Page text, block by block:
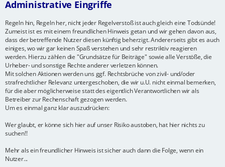
Administrative Eingriffe
Regeln hin, Regeln her, nicht jeder Regelverstoß ist auch gleich eine Todsünde!
Zumeist ist es mit einem freundlichen Hinweis getan und wir gehen davon aus,
dass der betreffende Nutzer diesen künftig beherzigt. Andererseits gibt es auch
einiges, wo wir gar keinen Spaß verstehen und sehr restriktiv reagieren
werden. Hierzu zählen die "Grundsätze für Beiträge" sowie alle Verstöße, die
Urheber- und sonstige Rechte anderer verletzen können.
Mit solchen Aktionen werden uns ggf. Rechtsbrüche von zivil- und/oder
strafrechtlicher Relevanz untergeschoben, die wir u.U. nicht einmal bemerken,
für die aber möglicherweise statt des eigentlich Verantwortlichen wir als
Betreiber zur Rechenschaft gezogen werden.
Um es einmal ganz klar auszudrücken:
Wer glaubt, er könne sich hier auf unser Risiko austoben, hat hier nichts zu
suchen!!
Mehr als ein freundlicher Hinweis ist sicher auch dann die Folge, wenn ein
Nutzer...